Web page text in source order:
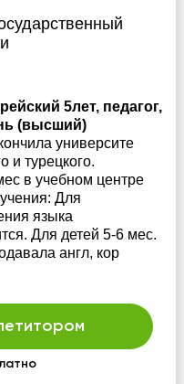
5лет, педагог,
(высший)
университе
и турецкого.
в учебном центре
Для
языка
Для детей 5-6 мес.
англ, кор